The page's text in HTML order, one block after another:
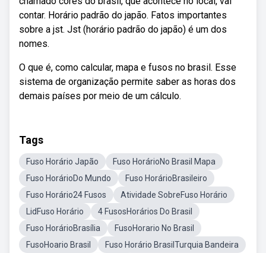
contar. Horário padrão do japão. Fatos importantes
sobre a jst. Jst (horário padrão do japão) é um dos
nomes.
O que é, como calcular, mapa e fusos no brasil. Esse
sistema de organização permite saber as horas dos
demais países por meio de um cálculo.
Tags
Fuso Horário Japão
Fuso HorárioNo Brasil Mapa
Fuso HorárioDo Mundo
Fuso HorárioBrasileiro
Fuso Horário24 Fusos
Atividade SobreFuso Horário
LidFuso Horário
4 FusosHorários Do Brasil
Fuso HorárioBrasília
FusoHorario No Brasil
FusoHoario Brasil
Fuso Horário BrasilTurquia Bandeira